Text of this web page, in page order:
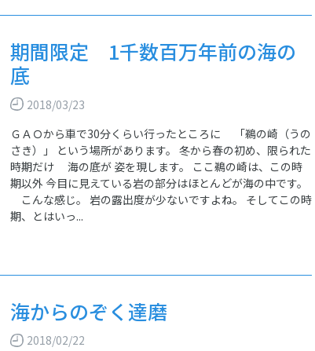
期間限定 1千数百万年前の海の
底
2018/03/23
ＧＡＯから車で30分くらい行ったところに 「鵜の崎（うの
さき）」 という場所があります。 冬から春の初め、限られた
時期だけ 海の底が 姿を現します。 ここ鵜の崎は、この時
期以外 今目に見えている岩の部分はほとんどが海の中です。
こんな感じ。 岩の露出度が少ないですよね。 そしてこの時
期、とはいっ...
海からのぞく達磨
2018/02/22